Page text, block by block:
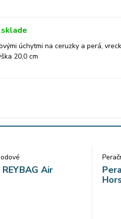
sklade
úchytmi na ceruzky a perá,
20,0 cm
Air